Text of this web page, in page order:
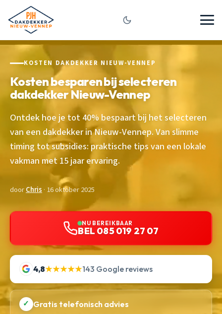
KOSTEN DAKDEKKER NIEUW-VENNEP
Kosten besparen bij selecteren
dakdekker Nieuw-Vennep
Ontdek hoe je tot 40% bespaart bij het selecteren
van een dakdekker in Nieuw-Vennep. Van slimme
timing tot subsidies: praktische tips van een lokale
vakman met 15 jaar ervaring.
doorChris · 16 oktober 2025
NU BEREIKBAAR
BEL 085 019 27 07
4,8★★★★★143 Google reviews
✓ Gratis telefonisch advies